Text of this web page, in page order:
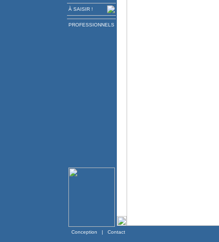
À SAISIR !
PROFESSIONNELS
Conception | Contact